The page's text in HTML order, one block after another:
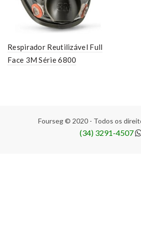
Respirador Reutilizável Full
Face 3M Série 6800
Fourseg © 2020 - Todos os
(34) 3291-4507